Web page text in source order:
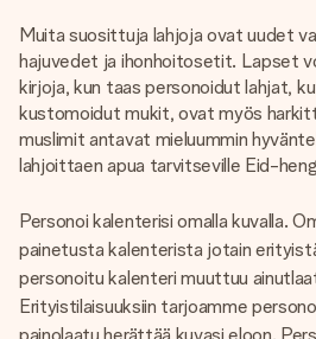
Muita suosittuja lahjoja ovat uudet
hajuvedet ja ihonhoitosetit. Lapset
kirjoja, kun taas personoidut lahjat,
kustomoidut mukit, ovat myös
muslimit antavat mieluummin
lahjoittaen apua tarvitseville Eid-
Personoi kalenterisi omalla kuvalla.
painetusta kalenterista jotain
personoitu kalenteri muuttuu
Erityistilaisuuksiin tarjoamme